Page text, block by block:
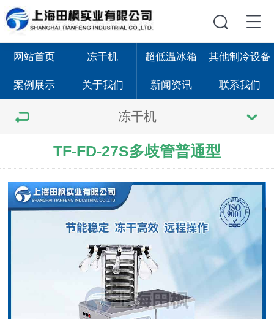
网站首页 冻干机 超低温冰箱 其他制冷设备
案例展示 关于我们 新闻资讯 联系我们
冻干机
TF-FD-27S多歧管普通型